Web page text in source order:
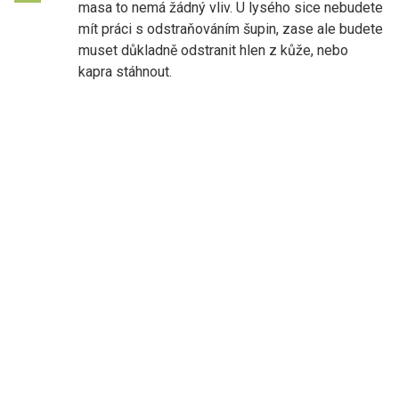
masa to nemá žádný vliv. U lysého sice nebudete
mít práci s odstraňováním šupin, zase ale budete
muset důkladně odstranit hlen z kůže, nebo
kapra stáhnout.